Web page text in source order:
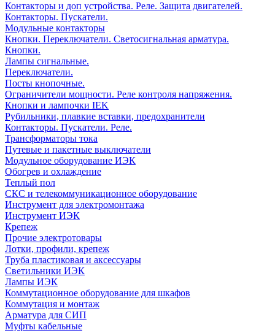
Контакторы и доп устройства. Реле. Защита двигателей.
Контакторы. Пускатели.
Модульные контакторы
Кнопки. Переключатели. Светосигнальная арматура.
Кнопки.
Лампы сигнальные.
Переключатели.
Посты кнопочные.
Ограничители мощности. Реле контроля напряжения.
Кнопки и лампочки IEK
Рубильники, плавкие вставки, предохранители
Контакторы. Пускатели. Реле.
Трансформаторы тока
Путевые и пакетные выключатели
Модульное оборудование ИЭК
Обогрев и охлаждение
Теплый пол
СКС и телекоммуникационное оборудование
Инструмент для электромонтажа
Инструмент ИЭК
Крепеж
Прочие электротовары
Лотки, профили, крепеж
Труба пластиковая и аксессуары
Светильники ИЭК
Лампы ИЭК
Коммутационное оборудование для шкафов
Коммутация и монтаж
Арматура для СИП
Муфты кабельные